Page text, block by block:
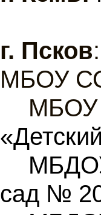
г. Псков
МБОУ
сад №